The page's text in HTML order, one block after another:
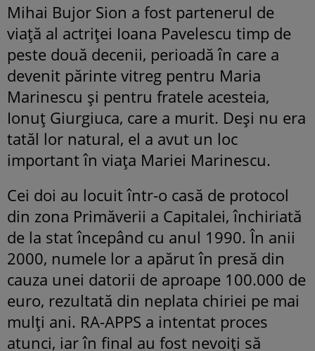
Mihai Bujor Sion a fost partenerul de
viață al actriței Ioana Pavelescu timp de
peste două decenii, perioadă în care a
devenit părinte vitreg pentru Maria
Marinescu și pentru fratele acesteia,
Ionuț Giurgiuca, care a murit. Deși nu era
tatăl lor natural, el a avut un loc
important în viața Mariei Marinescu.
Cei doi au locuit într-o casă de protocol
din zona Primăverii a Capitalei, închiriată
de la stat începând cu anul 1990. În anii
2000, numele lor a apărut în presă din
cauza unei datorii de aproape 100.000 de
euro, rezultată din neplata chiriei pe mai
mulți ani. RA-APPS a intentat proces
atunci, iar în final au fost nevoiți să